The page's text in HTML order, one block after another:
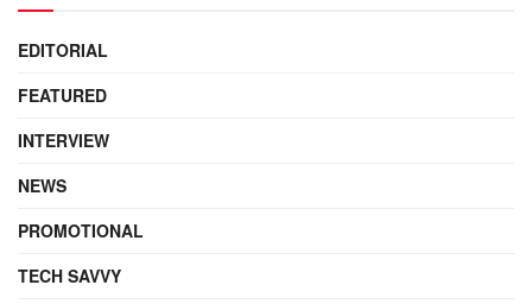
EDITORIAL
FEATURED
INTERVIEW
NEWS
PROMOTIONAL
TECH SAVVY